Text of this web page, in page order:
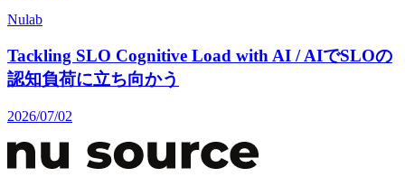
Nulab
Tackling SLO Cognitive Load with AI / AIでSLOの
認知負荷に立ち向かう
2026/07/02